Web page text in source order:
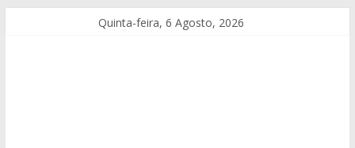
Quinta-feira, 6 Agosto, 2026